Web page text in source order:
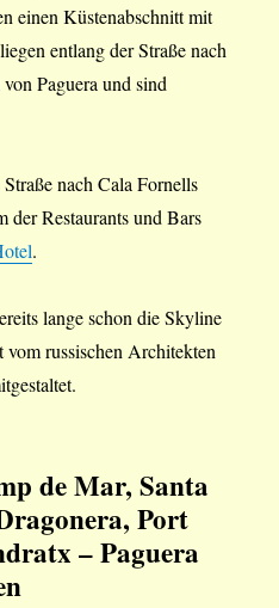
einen Küstenabschnitt mit
entlang der Straße nach
Paguera und sind
nach Cala Fornells
der Restaurants und Bars
.
lange schon die Skyline
vom russischen Architekten
de Mar, Santa
, Port
– Paguera